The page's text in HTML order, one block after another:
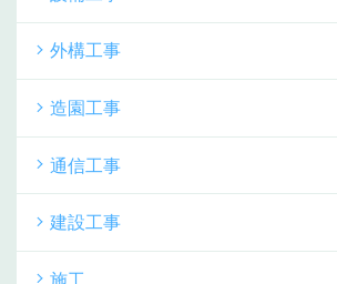
外構工事
造園工事
通信工事
建設工事
施工